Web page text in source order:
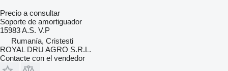
Precio a consultar
Soporte de amortiguador
15983 A.S. V.P
Rumanía, Cristesti
ROYAL DRU AGRO S.R.L.
Contacte con el vendedor